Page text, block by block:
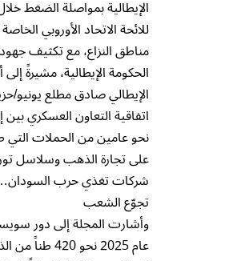
الإيطالية بمواصلة الضغط
للائحة الاتحاد الأوروبي
مناطق النزاع، مع تكثيف
الحكومة الإيطالية، مشيرةً
الإيطالي صادق مطلع يونيو/
اتفاقية التعاون العسكري بين
نحو عامين من الحملات التي
على تجارة الذهب وسلاسل
شركات تغذي حرب السودان…
تجوّع الشعب
وأشارت المجلة إلى دور
عام 2025 نحو